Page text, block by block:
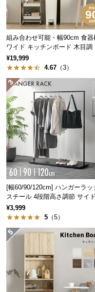
送
に
つ
い
て
梱
設
置
サ
ー
ビ
に
つ
い
て
搬
入
つ
横幅
約59.5㎝
重厚感のある板の厚
しっかりとした厚み
は、置くだけで重厚
ができます。
組み合わせ可能・幅90cm 食器
ワイド キッチンボード 木目調
イアウト自在
¥19,999
4.67 （3）
[幅60/90/120cm] ハンガーラッ
スチール 4段階高さ調節 サイド
ック オープンラック シンプル
¥3,999
5 （5）